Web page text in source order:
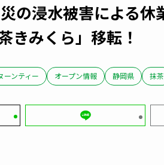
の浸水被害による休
きみくら」移転！
ーンティー オープン情報 静岡県 抹茶